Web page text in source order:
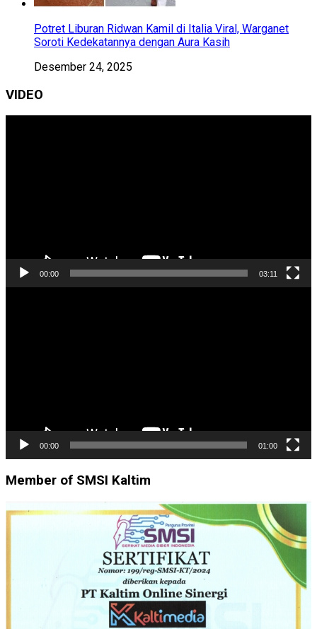
Potret Liburan Ridwan Kamil di Italia Viral, Warganet
Soroti Kedekatannya dengan Aura Kasih
Desember 24, 2025
VIDEO
00:00 03:11
00:00 01:00
Member of SMSI Kaltim